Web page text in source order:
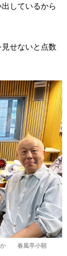
しているから
せないと点数
か 春風亭小朝